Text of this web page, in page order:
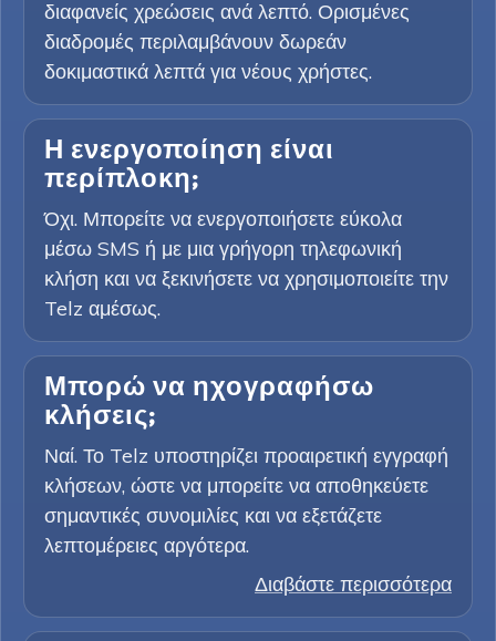
διαφανείς χρεώσεις ανά λεπτό. Ορισμένες
διαδρομές περιλαμβάνουν δωρεάν
δοκιμαστικά λεπτά για νέους χρήστες.
Η ενεργοποίηση είναι
περίπλοκη;
Όχι. Μπορείτε να ενεργοποιήσετε εύκολα
μέσω SMS ή με μια γρήγορη τηλεφωνική
κλήση και να ξεκινήσετε να χρησιμοποιείτε την
Telz αμέσως.
Μπορώ να ηχογραφήσω
κλήσεις;
Ναί. Το Telz υποστηρίζει προαιρετική εγγραφή
κλήσεων, ώστε να μπορείτε να αποθηκεύετε
σημαντικές συνομιλίες και να εξετάζετε
λεπτομέρειες αργότερα.
Διαβάστε περισσότερα